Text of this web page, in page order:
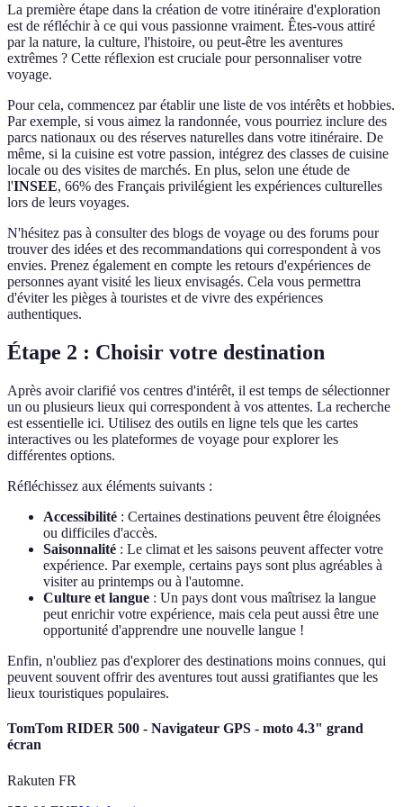
La première étape dans la création de votre itinéraire d'exploration
est de réfléchir à ce qui vous passionne vraiment. Êtes-vous attiré
par la nature, la culture, l'histoire, ou peut-être les aventures
extrêmes ? Cette réflexion est cruciale pour personnaliser votre
voyage.
Pour cela, commencez par établir une liste de vos intérêts et hobbies.
Par exemple, si vous aimez la randonnée, vous pourriez inclure des
parcs nationaux ou des réserves naturelles dans votre itinéraire. De
même, si la cuisine est votre passion, intégrez des classes de cuisine
locale ou des visites de marchés. En plus, selon une étude de
l'INSEE, 66% des Français privilégient les expériences culturelles
lors de leurs voyages.
N'hésitez pas à consulter des blogs de voyage ou des forums pour
trouver des idées et des recommandations qui correspondent à vos
envies. Prenez également en compte les retours d'expériences de
personnes ayant visité les lieux envisagés. Cela vous permettra
d'éviter les pièges à touristes et de vivre des expériences
authentiques.
Étape 2 : Choisir votre destination
Après avoir clarifié vos centres d'intérêt, il est temps de sélectionner
un ou plusieurs lieux qui correspondent à vos attentes. La recherche
est essentielle ici. Utilisez des outils en ligne tels que les cartes
interactives ou les plateformes de voyage pour explorer les
différentes options.
Réfléchissez aux éléments suivants :
Accessibilité : Certaines destinations peuvent être éloignées
ou difficiles d'accès.
Saisonnalité : Le climat et les saisons peuvent affecter votre
expérience. Par exemple, certains pays sont plus agréables à
visiter au printemps ou à l'automne.
Culture et langue : Un pays dont vous maîtrisez la langue
peut enrichir votre expérience, mais cela peut aussi être une
opportunité d'apprendre une nouvelle langue !
Enfin, n'oubliez pas d'explorer des destinations moins connues, qui
peuvent souvent offrir des aventures tout aussi gratifiantes que les
lieux touristiques populaires.
TomTom RIDER 500 - Navigateur GPS - moto 4.3" grand
écran
Rakuten FR